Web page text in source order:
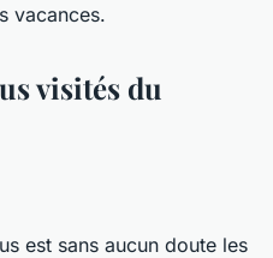
vacances.
visités du
est sans aucun doute les